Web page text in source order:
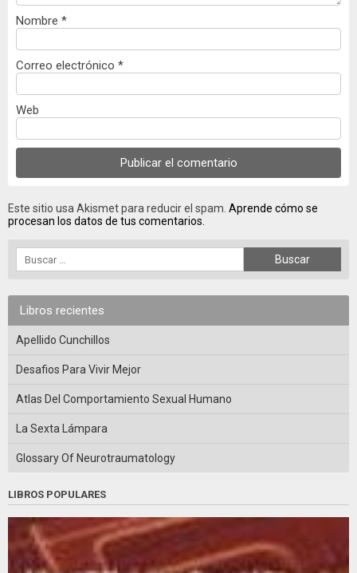
Nombre *
Correo electrónico *
Web
Este sitio usa Akismet para reducir el spam. Aprende cómo se
procesan los datos de tus comentarios.
Libros recientes
Apellido Cunchillos
Desafios Para Vivir Mejor
Atlas Del Comportamiento Sexual Humano
La Sexta Lámpara
Glossary Of Neurotraumatology
LIBROS POPULARES